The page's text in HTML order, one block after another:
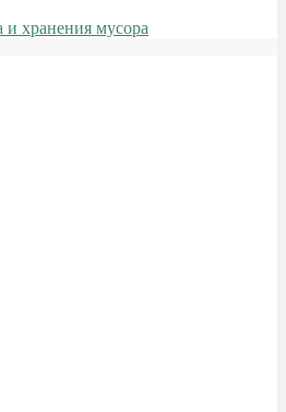
хранения мусора